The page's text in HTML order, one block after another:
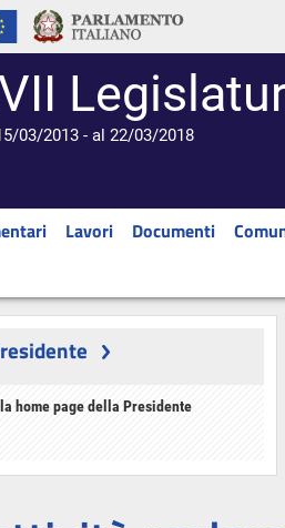
03/2013 - al 22/03/2018
Lavori Documenti
home page della Presidente